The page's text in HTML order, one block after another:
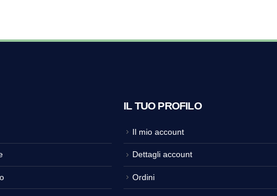
IL TUO PROFILO
Il mio account
Dettagli account
Ordini